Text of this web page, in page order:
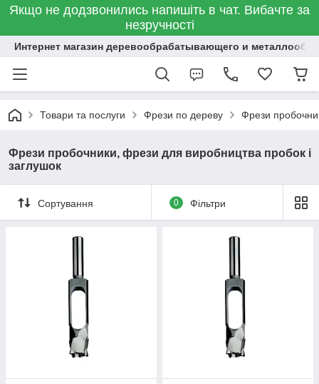
Якщо не додзвонились напишіть в чат. Вибачте за
незручності
Интернет магазин деревообрабатывающего и
Товари та послуги Фрези по дереву Фрези
Фрези пробочники, фрези для виробництва пробок і
заглушок
Сортування 0 Фільтри